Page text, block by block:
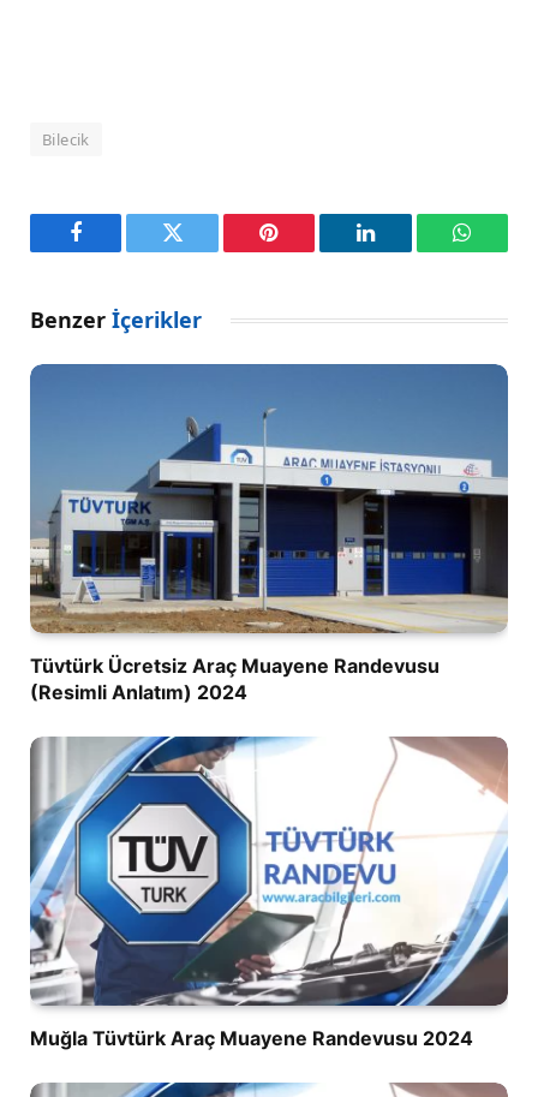
Bilecik
Facebook Twitter Pinterest LinkedIn
Benzer İçerikler
Tüvtürk Ücretsiz Araç Muayene Randevusu
(Resimli Anlatım) 2024
Muğla Tüvtürk Araç Muayene Randevusu 2024